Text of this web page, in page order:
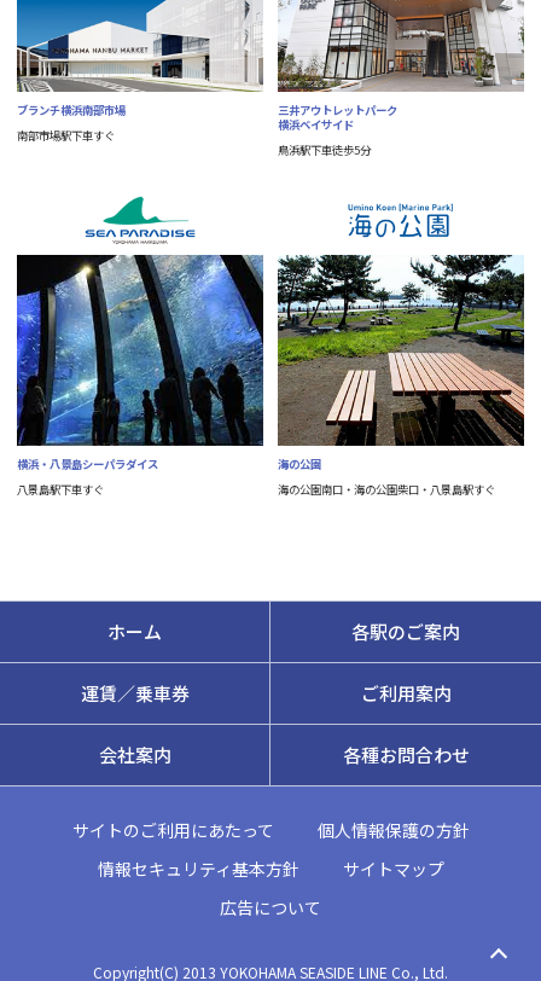
ブランチ横浜南部市場
南部市場駅下車すぐ
三井アウトレットパーク
横浜ベイサイド
鳥浜駅下車徒歩5分
横浜・八景島シーパラダイス
八景島駅下車すぐ
海の公園
海の公園南口・海の公園柴口・八景島駅すぐ
ホーム 各駅のご案内
運賃／乗車券 ご利用案内
会社案内 各種お問合わせ
サイトのご利用にあたって
個人情報保護の方針
情報セキュリティ基本方針
サイトマップ
広告について
Copyright(C) 2013 YOKOHAMA SEASIDE LINE Co., Ltd.